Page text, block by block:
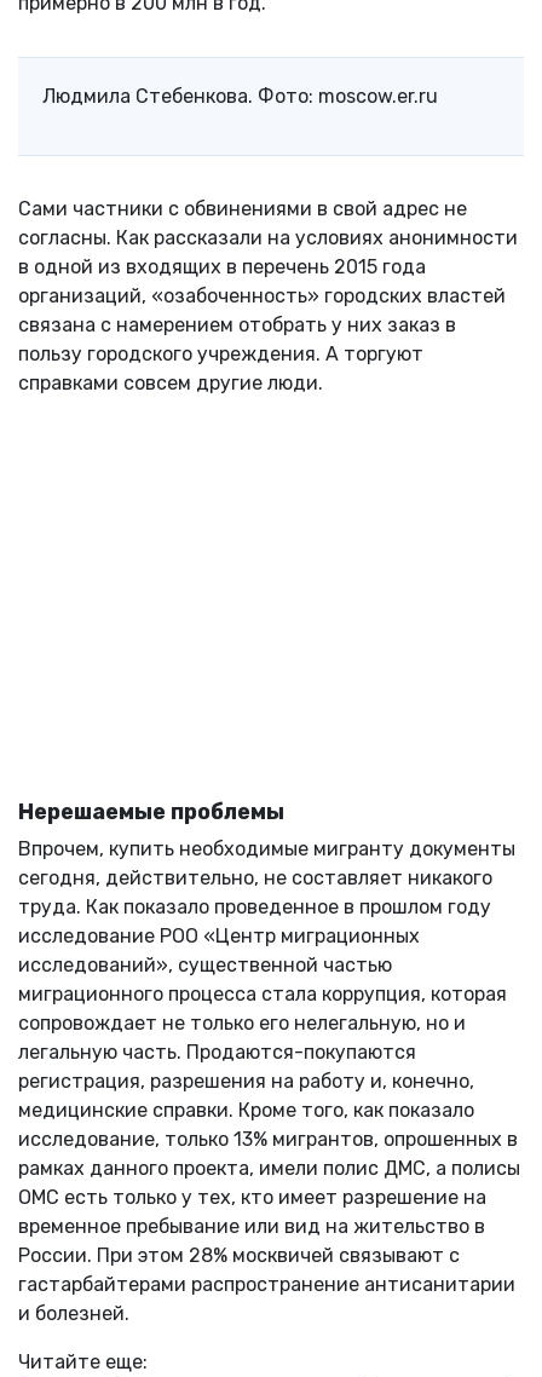
Людмила Стебенкова. Фото: moscow.er.ru
Сами частники с обвинениями в свой адрес не
согласны. Как рассказали на условиях анонимности
в одной из входящих в перечень 2015 года
организаций, «озабоченность» городских властей
связана с намерением отобрать у них заказ в
пользу городского учреждения. А торгуют
справками совсем другие люди.
Нерешаемые проблемы
Впрочем, купить необходимые мигранту документы
сегодня, действительно, не составляет никакого
труда. Как показало проведенное в прошлом году
исследование РОО «Центр миграционных
исследований», существенной частью
миграционного процесса стала коррупция, которая
сопровождает не только его нелегальную, но и
легальную часть. Продаются-покупаются
регистрация, разрешения на работу и, конечно,
медицинские справки. Кроме того, как показало
исследование, только 13% мигрантов, опрошенных в
рамках данного проекта, имели полис ДМС, а полисы
ОМС есть только у тех, кто имеет разрешение на
временное пребывание или вид на жительство в
России. При этом 28% москвичей связывают с
гастарбайтерами распространение антисанитарии
и болезней.
Читайте еще: